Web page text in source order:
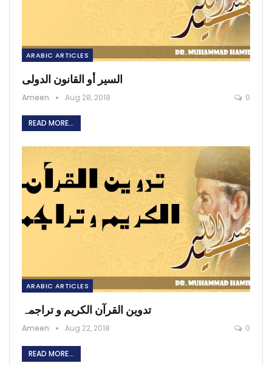
ARABIC ARTICLES
السير أو القانون الدولى
Ameen Aug 28, 2018 0
READ MORE...
ARABIC ARTICLES
تدوین القرآن الکریم و تراجمہ
Ameen Aug 22, 2018 0
READ MORE...